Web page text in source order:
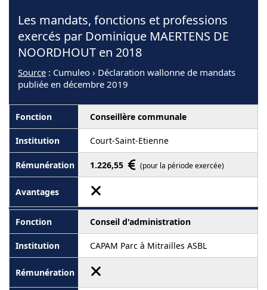
Les mandats, fonctions et professions
exercés par Dominique MAERTENS DE
NOORDHOUT en 2018
Source : Cumuleo › Déclaration wallonne de mandats
publiée en décembre 2019
Conseillère communale
Court-Saint-Etienne
1.226,55 (pour la période exercée)
Conseil d'administration
CAPAM Parc à Mitrailles ASBL